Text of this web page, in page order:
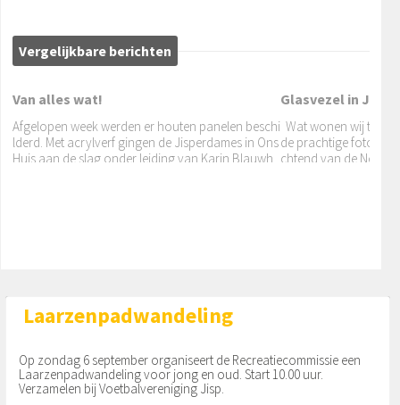
Vergelijkbare berichten
Van alles wat!
Afgelopen week werden er houten panelen beschi
lderd. Met acrylverf gingen de Jisperdames in Ons
Huis aan de slag onder leiding van Karin Blauwh
Glasvezel in Jisp?
Wat wonen wij toch
de prachtige foto’s
chtend van de
Laarzenpadwandeling
Op zondag 6 september organiseert de Recreatiecommissie een
Laarzenpadwandeling voor jong en oud. Start 10.00 uur.
Verzamelen bij Voetbalvereniging Jisp.